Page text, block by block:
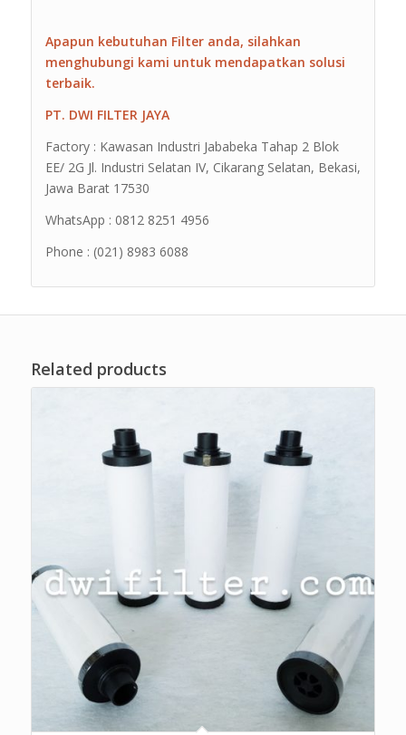
Apapun kebutuhan Filter anda, silahkan
menghubungi kami untuk mendapatkan solusi
terbaik.
PT. DWI FILTER JAYA
Factory : Kawasan Industri Jababeka Tahap 2 Blok
EE/ 2G Jl. Industri Selatan IV, Cikarang Selatan, Bekasi,
Jawa Barat 17530
WhatsApp : 0812 8251 4956
Phone : (021) 8983 6088
Related products